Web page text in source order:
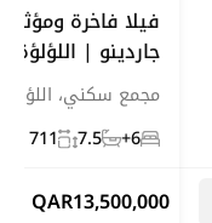
فيلا فاخرة
جاردينو | اللؤلؤة
مجمع سكني، اللؤلؤة
6+
7.5
711 m²
13,500,000
QAR